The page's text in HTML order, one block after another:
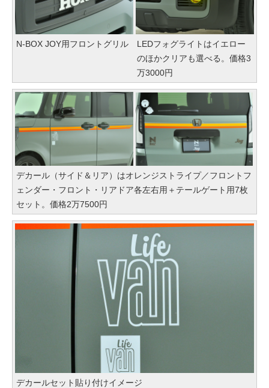
N-BOX JOY用フロントグリル
LEDフォグライトはイエロー
のほかクリアも選べる。価格3
万3000円
デカール（サイド＆リア）はオレンジストライプ／フロントフ
ェンダー・フロント・リアドア各左右用＋テールゲート用7枚
セット。価格2万7500円
デカールセット貼り付けイメージ